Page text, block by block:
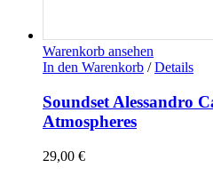
Warenkorb ansehen
In den Warenkorb / Details
Soundset Alessandro
Atmospheres
29,00 €